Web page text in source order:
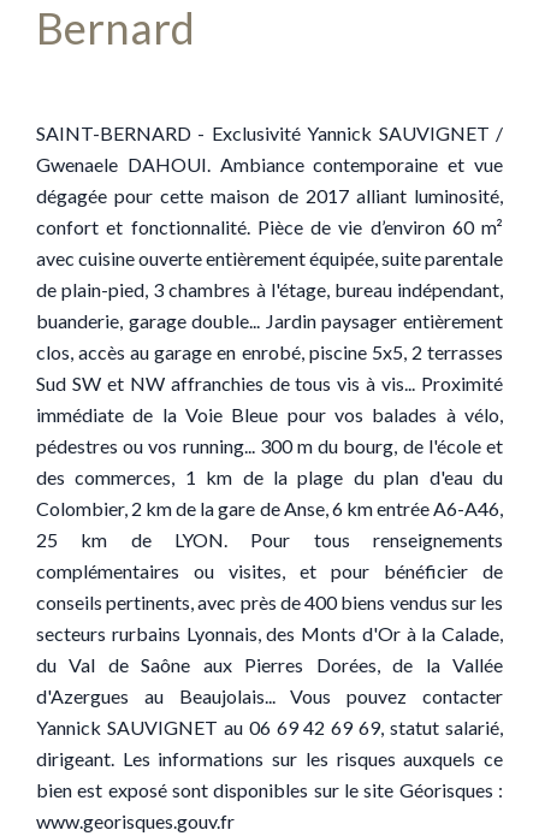
Bernard
SAINT-BERNARD - Exclusivité Yannick SAUVIGNET /
Gwenaele DAHOUI. Ambiance contemporaine et vue
dégagée pour cette maison de 2017 alliant luminosité,
confort et fonctionnalité. Pièce de vie d’environ 60 m²
avec cuisine ouverte entièrement équipée, suite parentale
de plain-pied, 3 chambres à l'étage, bureau indépendant,
buanderie, garage double... Jardin paysager entièrement
clos, accès au garage en enrobé, piscine 5x5, 2 terrasses
Sud SW et NW affranchies de tous vis à vis... Proximité
immédiate de la Voie Bleue pour vos balades à vélo,
pédestres ou vos running... 300 m du bourg, de l'école et
des commerces, 1 km de la plage du plan d'eau du
Colombier, 2 km de la gare de Anse, 6 km entrée A6-A46,
25 km de LYON. Pour tous renseignements
complémentaires ou visites, et pour bénéficier de
conseils pertinents, avec près de 400 biens vendus sur les
secteurs rurbains Lyonnais, des Monts d'Or à la Calade,
du Val de Saône aux Pierres Dorées, de la Vallée
d'Azergues au Beaujolais... Vous pouvez contacter
Yannick SAUVIGNET au 06 69 42 69 69, statut salarié,
dirigeant. Les informations sur les risques auxquels ce
bien est exposé sont disponibles sur le site Géorisques :
www.georisques.gouv.fr